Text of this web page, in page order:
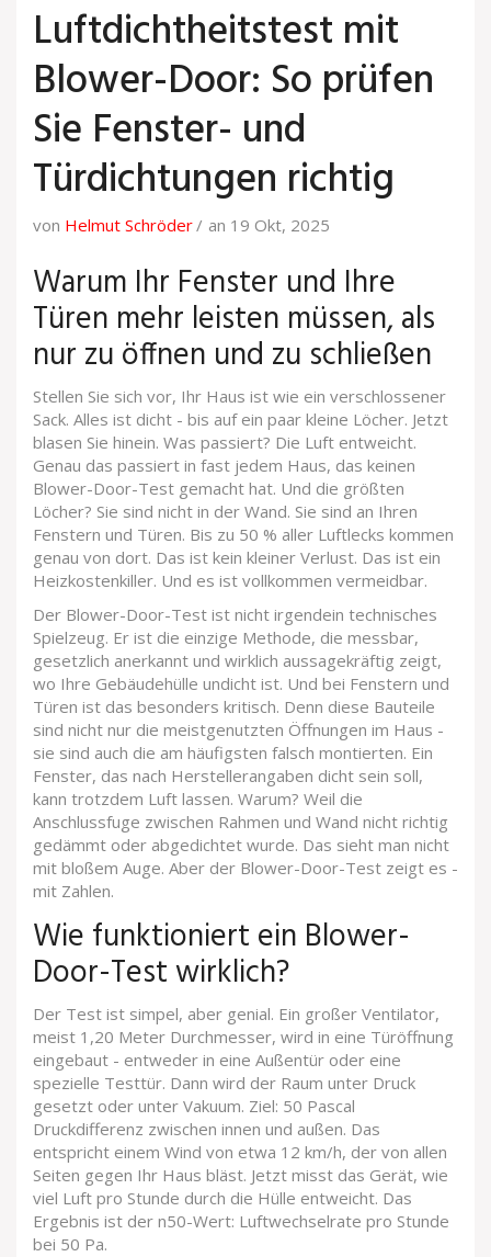
Luftdichtheitstest mit
Blower-Door: So prüfen
Sie Fenster- und
Türdichtungen richtig
von Helmut Schröder an 19 Okt, 2025
Warum Ihr Fenster und Ihre
Türen mehr leisten müssen, als
nur zu öffnen und zu schließen
Stellen Sie sich vor, Ihr Haus ist wie ein verschlossener
Sack. Alles ist dicht - bis auf ein paar kleine Löcher. Jetzt
blasen Sie hinein. Was passiert? Die Luft entweicht.
Genau das passiert in fast jedem Haus, das keinen
Blower-Door-Test gemacht hat. Und die größten
Löcher? Sie sind nicht in der Wand. Sie sind an Ihren
Fenstern und Türen. Bis zu 50 % aller Luftlecks kommen
genau von dort. Das ist kein kleiner Verlust. Das ist ein
Heizkostenkiller. Und es ist vollkommen vermeidbar.
Der Blower-Door-Test ist nicht irgendein technisches
Spielzeug. Er ist die einzige Methode, die messbar,
gesetzlich anerkannt und wirklich aussagekräftig zeigt,
wo Ihre Gebäudehülle undicht ist. Und bei Fenstern und
Türen ist das besonders kritisch. Denn diese Bauteile
sind nicht nur die meistgenutzten Öffnungen im Haus -
sie sind auch die am häufigsten falsch montierten. Ein
Fenster, das nach Herstellerangaben dicht sein soll,
kann trotzdem Luft lassen. Warum? Weil die
Anschlussfuge zwischen Rahmen und Wand nicht richtig
gedämmt oder abgedichtet wurde. Das sieht man nicht
mit bloßem Auge. Aber der Blower-Door-Test zeigt es -
mit Zahlen.
Wie funktioniert ein Blower-
Door-Test wirklich?
Der Test ist simpel, aber genial. Ein großer Ventilator,
meist 1,20 Meter Durchmesser, wird in eine Türöffnung
eingebaut - entweder in eine Außentür oder eine
spezielle Testtür. Dann wird der Raum unter Druck
gesetzt oder unter Vakuum. Ziel: 50 Pascal
Druckdifferenz zwischen innen und außen. Das
entspricht einem Wind von etwa 12 km/h, der von allen
Seiten gegen Ihr Haus bläst. Jetzt misst das Gerät, wie
viel Luft pro Stunde durch die Hülle entweicht. Das
Ergebnis ist der n50-Wert: Luftwechselrate pro Stunde
bei 50 Pa.